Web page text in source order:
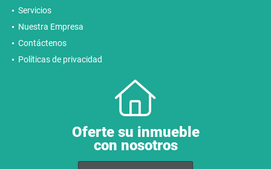
Servicios
Nuestra Empresa
Contáctenos
Políticas de privacidad
Oferte su inmueble
con nosotros